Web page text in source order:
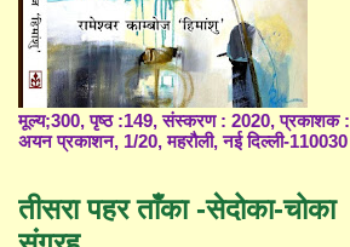
मूल्य;300, पृष्ठ :149, संस्करण : 2020, प्रकाशक :
अयन प्रकाशन, 1/20, महरौली, नई दिल्ली-110030
तीसरा पहर ताँका -सेदोका-चोका